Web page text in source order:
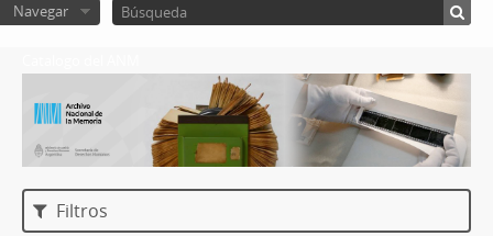
Navegar
Filtros